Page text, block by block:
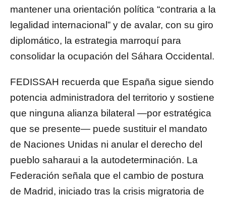
mantener una orientación política “contraria a la
legalidad internacional” y de avalar, con su giro
diplomático, la estrategia marroquí para
consolidar la ocupación del Sáhara Occidental.
FEDISSAH recuerda que España sigue siendo
potencia administradora del territorio y sostiene
que ninguna alianza bilateral —por estratégica
que se presente— puede sustituir el mandato
de Naciones Unidas ni anular el derecho del
pueblo saharaui a la autodeterminación. La
Federación señala que el cambio de postura
de Madrid, iniciado tras la crisis migratoria de